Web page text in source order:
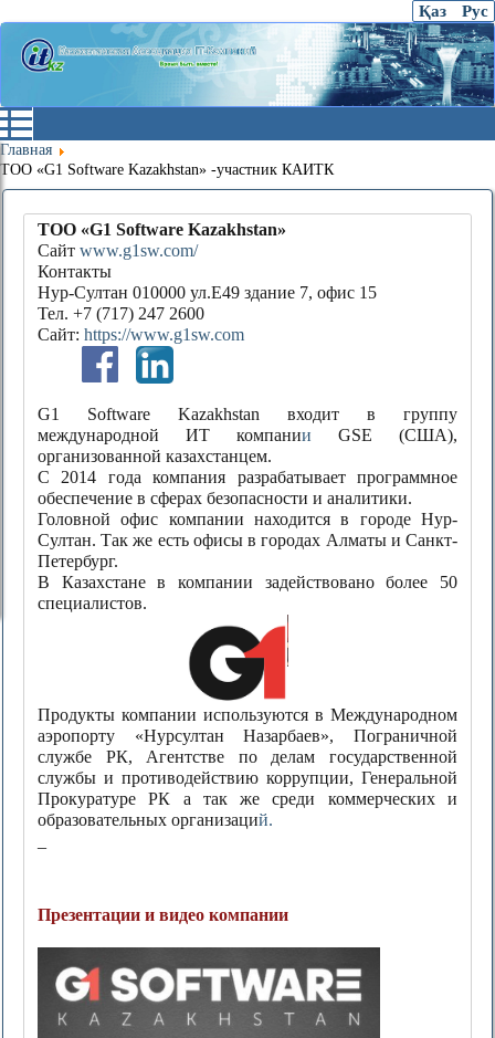
Қаз Рус
Главная
ТОО «G1 Software Kazakhstan» -участник КАИТК
ТОО «G1 Software Kazakhstan»
Сайт www.g1sw.com/
Контакты
Нур-Султан 010000 ул.E49 здание 7, офис 15
Тел. +7 (717) 247 2600
Сайт: https://www.g1sw.com
G1 Software Kazakhstan входит в группу
международной ИТ компании
GSE (США),
организованной казахстанцем.
C 2014 года компания разрабатывает программное
обеспечение в сферах безопасности и аналитики.
Головной офис компании находится в городе Нур-
Султан. Так же есть офисы в городах Алматы и Санкт-
Петербург.
В Казахстане в компании задействовано более 50
специалистов.
Продукты компании используются в Международном
аэропорту «Нурсултан Назарбаев», Пограничной
службе РК, Агентстве по делам государственной
службы и противодействию коррупции, Генеральной
Прокуратуре РК а так же среди коммерческих и
образовательных организаций.
Презентации и видео компании